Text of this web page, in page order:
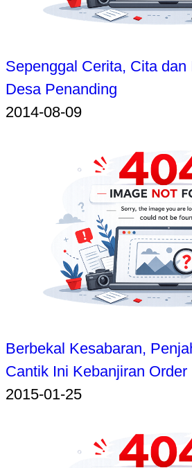
Sepenggal Cerita, Cita dan
Desa Penanding
2014-08-09
Berbekal Kesabaran,
Cantik Ini Kebanjiran Order
2015-01-25